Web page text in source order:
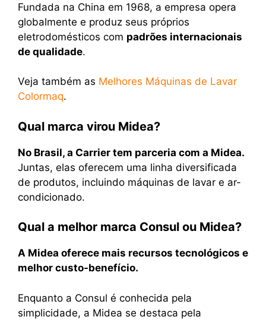
Fundada na China em 1968, a empresa opera
globalmente e produz seus próprios
eletrodomésticos com padrões internacionais
de qualidade.
Veja também as Melhores Máquinas de Lavar
Colormaq.
Qual marca virou Midea?
No Brasil, a Carrier tem parceria com a Midea.
Juntas, elas oferecem uma linha diversificada
de produtos, incluindo máquinas de lavar e ar-
condicionado.
Qual a melhor marca Consul ou Midea?
A Midea oferece mais recursos tecnológicos e
melhor custo-benefício.
Enquanto a Consul é conhecida pela
simplicidade, a Midea se destaca pela